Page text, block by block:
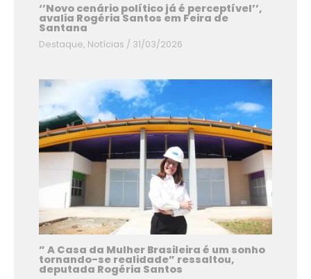
‘’Novo cenário político já é perceptível’’,
avalia Rogéria Santos em Feira de
Santana
Destaque, Notícias / 31/03/2026
” A Casa da Mulher Brasileira é um sonho
tornando-se realidade” ressaltou,
deputada Rogéria Santos